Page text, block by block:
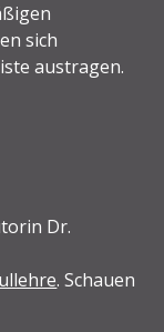
sich
austragen.
Dr.
. Schauen